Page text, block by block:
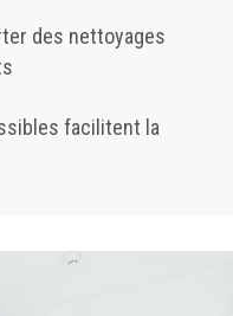
des nettoyages
facilitent la